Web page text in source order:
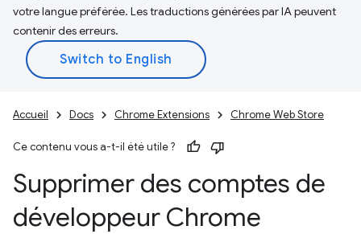
votre langue préférée. Les traductions générées par IA peuvent
contenir des erreurs.
Accueil Docs Chrome Extensions Chrome Web Store
Ce contenu vous a-t-il été utile ?
Supprimer des comptes de
développeur Chrome